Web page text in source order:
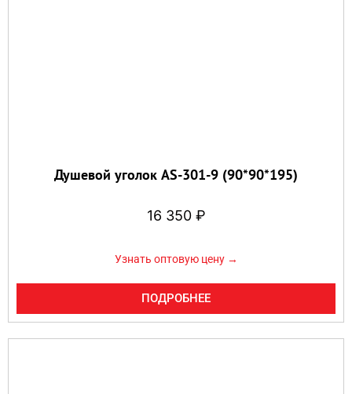
Душевой уголок AS-301-9 (90*90*195)
16 350 ₽
Узнать оптовую цену →
ПОДРОБНЕЕ